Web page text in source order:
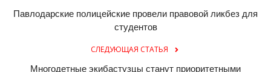
Павлодарские полицейские провели правовой ликбез для
студентов
СЛЕДУЮЩАЯ СТАТЬЯ
Многодетные экибастузцы станут приоритетными